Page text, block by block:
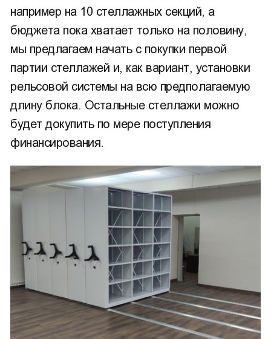
например на 10 стеллажных секций, а
бюджета пока хватает только на половину,
мы предлагаем начать с покупки первой
партии стеллажей и, как вариант, установки
рельсовой системы на всю предполагаемую
длину блока. Остальные стеллажи можно
будет докупить по мере поступления
финансирования.